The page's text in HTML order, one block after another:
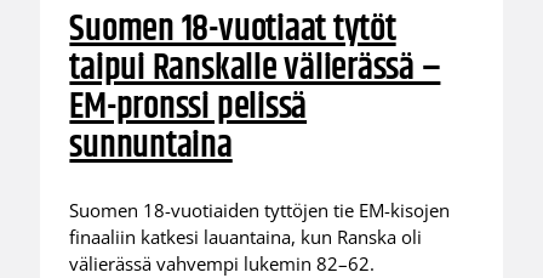
Suomen 18-vuotiaat tytöt
taipui Ranskalle välierässä –
EM-pronssi pelissä
sunnuntaina
Suomen 18-vuotiaiden tyttöjen tie EM-kisojen
finaaliin katkesi lauantaina, kun Ranska oli
välierässä vahvempi lukemin 82–62.